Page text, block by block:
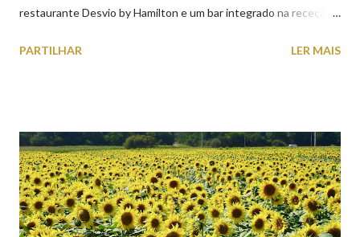
restaurante Desvio by Hamilton e um bar integrado na receção,
peças históricas cedidas pela IP Património que homenageiam a
PARTILHAR LER MAIS